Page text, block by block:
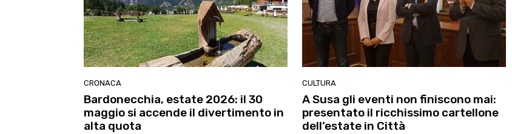
CRONACA
Bardonecchia, estate 2026: il 30
maggio si accende il divertimento in
alta quota
CULTURA
A Susa gli eventi non finiscono mai:
presentato il ricchissimo cartellone
dell’estate in Città